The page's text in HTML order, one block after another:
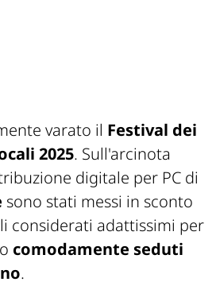
varato il Festival dei
2025. Sull'arcinota
digitale per PC di
sono stati messi in sconto
considerati adattissimi per
comodamente seduti
.